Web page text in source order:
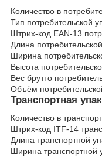
Количество в
Тип потребительской
Штрих-код EAN-13
Длина
Ширина
Высота
Вес брутто
Объём
Транспортная
Количество в
Штрих-код ITF-14
Длина транспортной
Ширина транспортной